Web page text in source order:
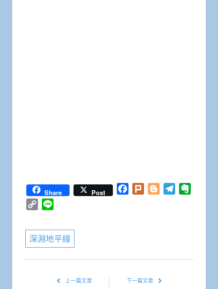
Share Post Facebook
Plurk BloggerTelegram
Copy
深淵地平線
上一篇文章 下一篇文章